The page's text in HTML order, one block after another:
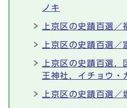
ノキ
上京区の史蹟百選／
上京区の史蹟百選／
上京区の史蹟百選
王神社，イチョウ・
上京区の史蹟百選／